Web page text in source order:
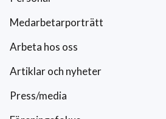
Medarbetarporträtt
Arbeta hos oss
Artiklar och nyheter
Press/media